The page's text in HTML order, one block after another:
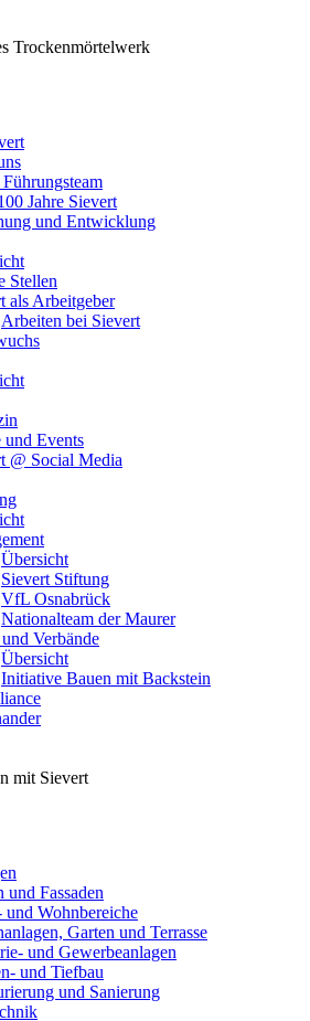
Trocken­mörtelwerk
Jahre Sievert
und Entwicklung
Stellen
als Arbeitgeber
Arbeiten bei Sievert
und Events
@ Social Media
Übersicht
Sievert Stiftung
VfL Osnabrück
Nationalteam der Maurer
Verbände
Übersicht
Initiative Bauen mit Backstein
mit Sievert
und Fassaden
und Wohnbereiche
Garten und Terrasse
und Gewerbeanlagen
und Tiefbau
und Sanierung